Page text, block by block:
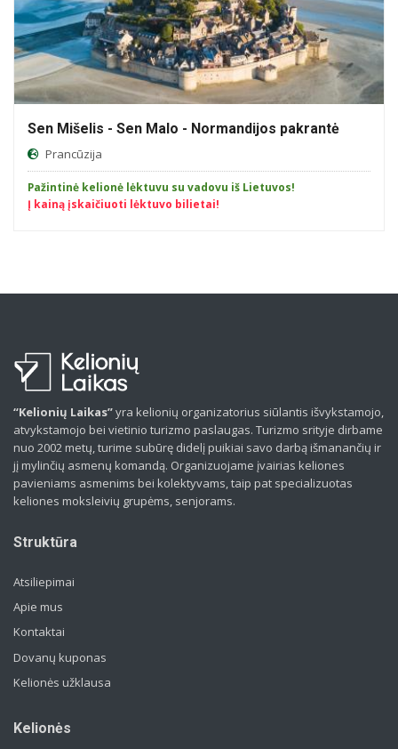
Sen Mišelis - Sen Malo - Normandijos pakrantė
Prancūzija
Pažintinė kelionė lėktuvu su vadovu iš Lietuvos!
Į kainą įskaičiuoti lėktuvo bilietai!
“Kelionių Laikas”yra kelionių organizatorius siūlantis išvykstamojo,
atvykstamojo bei vietinio turizmo paslaugas. Turizmo srityje dirbame
nuo 2002 metų, turime subūrę didelį puikiai savo darbą išmanančių ir
jį mylinčių asmenų komandą. Organizuojame įvairias keliones
pavieniams asmenims bei kolektyvams, taip pat specializuotas
keliones moksleivių grupėms, senjorams.
Struktūra
Atsiliepimai
Apie mus
Kontaktai
Dovanų kuponas
Kelionės užklausa
Kelionės